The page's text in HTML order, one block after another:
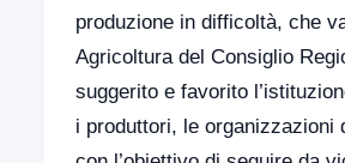
produzione in difficoltà, che
Agricoltura del Consiglio
suggerito e favorito
i produttori, le